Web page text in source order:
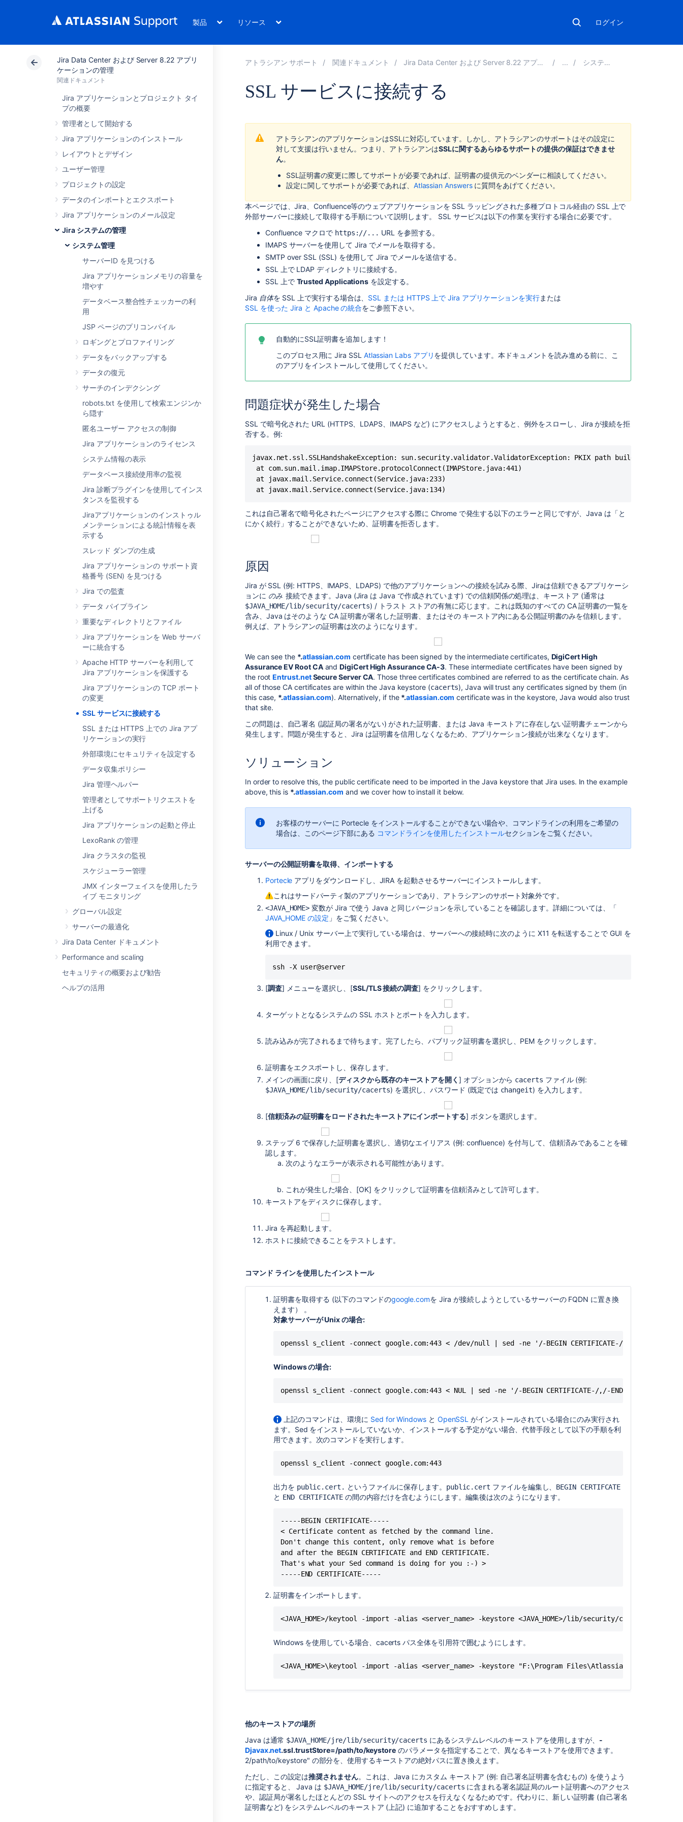
製品 リソース ログイン
Jira Data Center および Server 8.22 アプリ
ケーションの管理
関連ドキュメント
Jira アプリケーションとプロジェクト タイ
プの概要
管理者として開始する
Jira アプリケーションのインストール
レイアウトとデザイン
ユーザー管理
プロジェクトの設定
データのインポートとエクスポート
Jira アプリケーションのメール設定
Jira システムの管理
システム管理
サーバーID を見つける
Jira アプリケーションメモリの容量を
増やす
データベース整合性チェッカーの利
用
JSP ページのプリコンパイル
ロギングとプロファイリング
データをバックアップする
データの復元
サーチのインデクシング
robots.txt を使用して検索エンジンか
ら隠す
匿名ユーザー アクセスの制御
Jira アプリケーションのライセンス
システム情報の表示
データベース接続使用率の監視
Jira 診断プラグインを使用してインス
タンスを監視する
Jiraアプリケーションのインストゥル
メンテーションによる統計情報を表
示する
スレッド ダンプの生成
Jira アプリケーションの サポート資
格番号 (SEN) を見つける
Jira での監査
データ パイプライン
重要なディレクトリとファイル
Jira アプリケーションを Web サーバ
ーに統合する
Apache HTTP サーバーを利用して
Jira アプリケーションを保護する
Jira アプリケーションの TCP ポート
の変更
SSL サービスに接続する
SSL または HTTPS 上での Jira アプ
リケーションの実行
外部環境にセキュリティを設定する
データ収集ポリシー
Jira 管理ヘルパー
管理者としてサポートリクエストを
上げる
Jira アプリケーションの起動と停止
LexoRank の管理
Jira クラスタの監視
スケジューラー管理
JMX インターフェイスを使用したラ
イブ モニタリング
グローバル設定
サーバーの最適化
Jira Data Center ドキュメント
Performance and scaling
セキュリティの概要および勧告
ヘルプの活用
アトラシアン サポート 関連ドキュメント Jira Data Center および Server 8.22 アプリケーションの管理 システム管理
SSL サービスに接続する
連
アトラシアンのアプリケーションはSSLに対応しています。しかし、アトラシアンのサポートはその設定に
対して支援は行いません。つまり、アトラシアンはSSLに関するあらゆるサポートの提供の保証はできませ
ん。
SSL証明書の変更に際してサポートが必要であれば、証明書の提供元のベンダーに相談してください。
設定に関してサポートが必要であれば、 Atlassian Answersに質問をあげてください。
本ページでは、Jira、Confluence等のウェブアプリケーションを SSL ラッピングされた多種プロトコル経由の SSL 上で
外部サーバーに接続して取得する手順について説明します。 SSL サービスは以下の作業を実行する場合に必要です。
Confluence マクロで https://... URL を参照する。
IMAPS サーバーを使用して Jira でメールを取得する。
SMTP over SSL (SSL) を使用して Jira でメールを送信する。
SSL 上で LDAP ディレクトリに接続する。
SSL 上で Trusted Applications を設定する。
Jira 自体を SSL 上で実行する場合は、 SSL または HTTPS 上で Jira アプリケーションを実行または
SSL を使った Jira と Apache の統合をご参照下さい。
自動的にSSL証明書を追加します！
このプロセス用に Jira SSL Atlassian Labs アプリを提供しています。本ドキュメントを読み進める前に、こ
のアプリをインストールして使用してください。
問題症状が発生した場合
SSL で暗号化された URL (HTTPS、LDAPS、IMAPS など) にアクセスしようとすると、例外をスローし、Jira が接続を拒
否する。例:
javax.net.ssl.SSLHandshakeException: sun.security.validator.ValidatorException: PKIX path building
at com.sun.mail.imap.IMAPStore.protocolConnect(IMAPStore.java:441)
at javax.mail.Service.connect(Service.java:233)
at javax.mail.Service.connect(Service.java:134)
これは自己署名で暗号化されたページにアクセスする際に Chrome で発生する以下のエラーと同じですが、Java は「と
にかく続行」することができないため、証明書を拒否します。
原因
Jira が SSL (例: HTTPS、IMAPS、LDAPS) で他のアプリケーションへの接続を試みる際、Jiraは信頼できるアプリケーシ
ョンに のみ接続できます。Java (Jira は Java で作成されています) での信頼関係の処理は、キーストア (通常は
$JAVA_HOME/lib/security/cacerts) / トラスト ストアの有無に応じます。これは既知のすべての CA 証明書の一覧を
含み、Java はそのような CA 証明書が署名した証明書、またはその キーストア内にある公開証明書のみを信頼します。
例えば、アトラシアンの証明書は次のようになります。
We can see the *.atlassian.com certificate has been signed by the intermediate certificates, DigiCert High
Assurance EV Root CAandDigiCert High Assurance CA-3. These intermediate certificates have been signed by
the rootEntrust.netSecure Server CA. Those three certificates combined are referred to as the certificate chain. As
all of those CA certificates are within the Java keystore (cacerts), Java will trust any certificates signed by them (in
this case, *.atlassian.com). Alternatively, if the *.atlassian.com certificate was in the keystore, Java would also trust
that site.
この問題は、自己署名 (認証局の署名がない) がされた証明書、または Java キーストアに存在しない証明書チェーンから
発生します。問題が発生すると、Jira は証明書を信用しなくなるため、アプリケーション接続が出来なくなります。
ソリューション
In order to resolve this, the public certificate need to be imported in the Java keystore that Jira uses. In the example
above, this is *.atlassian.com and we cover how to install it below.
お客様のサーバーに Portecle をインストールすることができない場合や、コマンドラインの利用をご希望の
場合は、このページ下部にある コマンドラインを使用したインストールセクションをご覧ください。
サーバーの公開証明書を取得、インポートする
Portecle アプリをダウンロードし、JIRA を起動させるサーバーにインストールします。
これはサードパーティ製のアプリケーションであり、アトラシアンのサポート対象外です。
<JAVA_HOME> 変数が Jira で使う Java と同じバージョンを示していることを確認します。詳細については、「
JAVA_HOME の設定 」をご覧ください。
Linux / Unix サーバー上で実行している場合は、サーバーへの接続時に次のように X11 を転送することで GUI を
利用できます。
ssh -X user@server
[調査] メニューを選択し、[SSL/TLS 接続の調査] をクリックします。
ターゲットとなるシステムの SSL ホストとポートを入力します。
読み込みが完了されるまで待ちます。完了したら、パブリック証明書を選択し、PEM をクリックします。
証明書をエクスポートし、保存します。
メインの画面に戻り、[ディスクから既存のキーストアを開く] オプションから cacerts ファイル (例:
$JAVA_HOME/lib/security/cacerts) を選択し、パスワード (既定では changeit) を入力します。
[信頼済みの証明書をロードされたキーストアにインポートする] ボタンを選択します。
ステップ 6 で保存した証明書を選択し、適切なエイリアス (例: confluence) を付与して、信頼済みであることを確
認します。
次のようなエラーが表示される可能性があります。
これが発生した場合、[OK] をクリックして証明書を信頼済みとして許可します。
キーストアをディスクに保存します。
Jira を再起動します。
ホストに接続できることをテストします。
コマンド ラインを使用したインストール
証明書を取得する (以下のコマンドのgoogle.comを Jira が接続しようとしているサーバーの FQDN に置き換
えます） 。
対象サーバーが Unix の場合:
openssl s_client -connect google.com:443 < /dev/null | sed -ne '/-BEGIN CERTIFICATE-/,/-END
Windows の場合:
openssl s_client -connect google.com:443 < NUL | sed -ne '/-BEGIN CERTIFICATE-/,/-END
上記のコマンドは、環境に Sed for Windowsと OpenSSL がインストールされている場合にのみ実行され
ます。Sed をインストールしていないか、インストールする予定がない場合、代替手段として以下の手順を利
用できます。次のコマンドを実行します。
openssl s_client -connect google.com:443
出力を public.cert. というファイルに保存します。 public.cert ファイルを編集し、 BEGIN CERTIFCATE
と END CERTIFICATEの間の内容だけを含むようにします。編集後は次のようになります。
-----BEGIN CERTIFICATE-----
< Certificate content as fetched by the command line.
Don't change this content, only remove what is before
and after the BEGIN CERTIFICATE and END CERTIFICATE.
That's what your Sed command is doing for you :-) >
-----END CERTIFICATE-----
証明書をインポートします。
<JAVA_HOME>/keytool -import -alias <server_name> -keystore <JAVA_HOME>/lib/security/cacerts -file
Windows を使用している場合、cacerts パス全体を引用符で囲むようにします。
<JAVA_HOME>\keytool -import -alias <server_name> -keystore "F:\Program
他のキーストアの場所
Java は通常 $JAVA_HOME/jre/lib/security/cacerts にあるシステムレベルのキーストアを使用しますが、 -
Djavax.net.ssl.trustStore=/path/to/keystore のパラメータを指定することで、異なるキーストアを使用できます。
2/path/to/keystore" の部分を、使用するキーストアの絶対パスに置き換えます。
ただし、この設定は推奨されません。これは、Java にカスタム キーストア (例: 自己署名証明書を含むもの) を使うよう
に指定すると、 Java は $JAVA_HOME/jre/lib/security/cacerts に含まれる署名認証局のルート証明書へのアクセス
や、認証局が署名したほとんどの SSL サイトへのアクセスを行えなくなるためです。代わりに、新しい証明書 (自己署名
証明書など) をシステムレベルのキーストア (上記) に追加することをおすすめします。